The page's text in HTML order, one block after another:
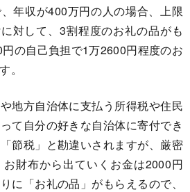
年収が400万円の人の場合、上限
対して、3割程度のお礼の品がも
の自己負担で1万2600円程度のお
。
地方自治体に支払う所得税や住民
て自分の好きな自治体に寄付でき
節税」と勘違いされますが、厳密
財布から出ていくお金は2000円
に「お礼の品」がもらえるので、